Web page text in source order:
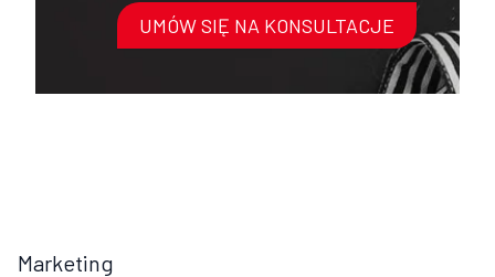
UMÓW SIĘ NA KONSULTACJE
Marketing